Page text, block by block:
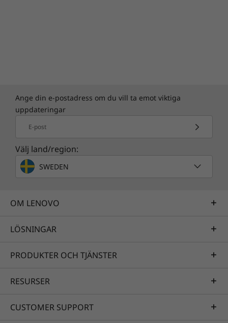
Ange din e-postadress om du vill ta emot viktiga
uppdateringar
E-post
Välj land/region:
SWEDEN
OM LENOVO
LÖSNINGAR
PRODUKTER OCH TJÄNSTER
RESURSER
CUSTOMER SUPPORT